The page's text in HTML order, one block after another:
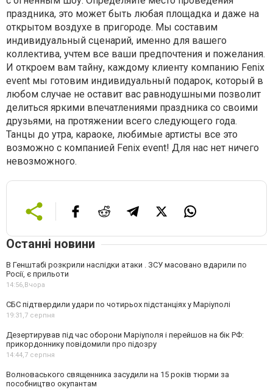
праздника, это может быть любая площадка и даже на
открытом воздухе в пригороде. Мы составим
индивидуальный сценарий, именно для вашего
коллектива, учтем все ваши предпочтения и пожелания.
И откроем вам тайну, каждому клиенту компанию Fenix
event мы готовим индивидуальный подарок, который в
любом случае не оставит вас равнодушными позволит
делиться яркими впечатлениями праздника со своими
друзьями, на протяжении всего следующего года.
Танцы до утра, караоке, любимые артисты все это
возможно с компанией Fenix event! Для нас нет ничего
невозможного.
Останні новини
В Генштабі розкрили наслідки атаки . ЗСУ масовано вдарили по
Росії, є прильоти
14:56,Вчора
СБС підтвердили удари по чотирьох підстанціях у Маріуполі
19:31,7 серпня
Дезертирував під час оборони Маріуполя і перейшов на бік РФ:
прикордоннику повідомили про підозру
14:44,7 серпня
Волноваського священника засудили на 15 років тюрми за
пособництво окупантам